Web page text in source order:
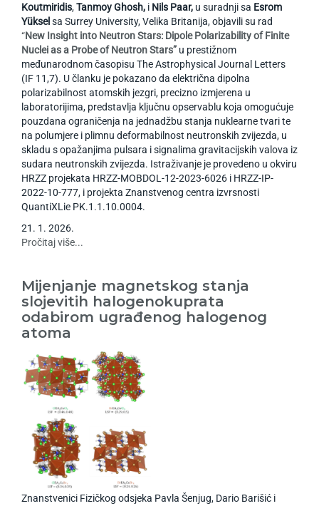
Koutmiridis,Tanmoy Ghosh, i Nils Paar, u suradnji sa Esrom
Yüksel sa Surrey University, Velika Britanija, objavili su rad
“New Insight into Neutron Stars: Dipole Polarizability of Finite
Nuclei as a Probe of Neutron Stars” u prestižnom
međunarodnom časopisu The Astrophysical Journal Letters
(IF 11,7). U članku je pokazano da električna dipolna
polarizabilnost atomskih jezgri, precizno izmjerena u
laboratorijima, predstavlja ključnu opservablu koja omogućuje
pouzdana ograničenja na jednadžbu stanja nuklearne tvari te
na polumjere i plimnu deformabilnost neutronskih zvijezda, u
skladu s opažanjima pulsara i signalima gravitacijskih valova iz
sudara neutronskih zvijezda. Istraživanje je provedeno u okviru
HRZZ projekata HRZZ-MOBDOL-12-2023-6026 i HRZZ-IP-
2022-10-777, i projekta Znanstvenog centra izvrsnosti
QuantiXLie PK.1.1.10.0004.
21 . 1 . 2026.
Pročitaj više...
Mijenjanje magnetskog stanja
slojevitih halogenokuprata
odabirom ugrađenog halogenog
atoma
Znanstvenici Fizičkog odsjeka Pavla Šenjug, Dario Barišić i